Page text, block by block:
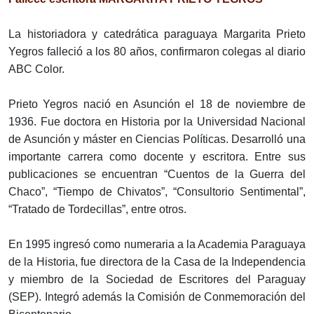
La historiadora y catedrática paraguaya Margarita Prieto
Yegros falleció a los 80 años, confirmaron colegas al diario
ABC Color.
Prieto Yegros nació en Asunción el 18 de noviembre de
1936. Fue doctora en Historia por la Universidad Nacional
de Asunción y máster en Ciencias Políticas. Desarrolló una
importante carrera como docente y escritora. Entre sus
publicaciones se encuentran “Cuentos de la Guerra del
Chaco”, “Tiempo de Chivatos”, “Consultorio Sentimental”,
“Tratado de Tordecillas”, entre otros.
En 1995 ingresó como numeraria a la Academia Paraguaya
de la Historia, fue directora de la Casa de la Independencia
y miembro de la Sociedad de Escritores del Paraguay
(SEP). Integró además la Comisión de Conmemoración del